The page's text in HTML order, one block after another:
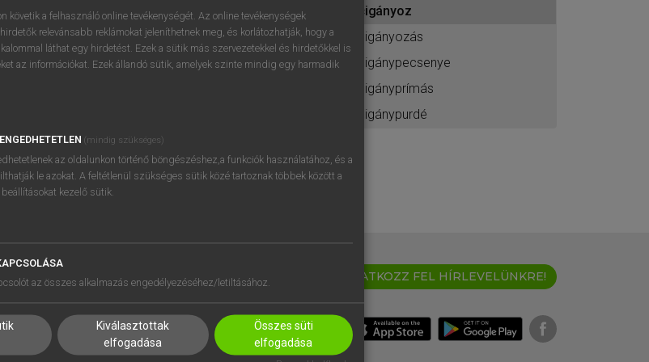
próbaverziójának elindításához
regisztrálok ésbelépek.
REGISZTRÁCIÓ
cigányoz
cigányozás
cigánypecsenye
cigányprímás
cigánypurdé
SÚGÓ
RÓLUNK
SÜTI BEÁLLÍTÁSOK
IRATKOZZ FEL HÍRLEVELÜNKRE!
követik a felhasználó online tevékenységét. Az online tevékenységek
relevánsabb reklámokat jeleníthetnek meg, és korlátozhatják, hogy a
láthat egy hirdetést. Ezek a sütik más szervezetekkel és hirdetőkkel is
az információkat. Ezek állandó sütik, amelyek szinte mindig egy harmadik
(mindig szükséges)
az oldalunkon történő böngészéshez,a funkciók használatához, és a
le azokat. A feltétlenül szükséges sütik közé tartoznak többek között a
kezelő sütik.
az összes alkalmazás engedélyezéséhez/letiltásához.
Kiválasztottak
elfogadása
Összes süti
elfogadása